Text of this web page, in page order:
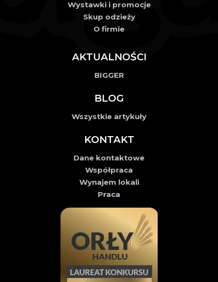
Wystawki i promocje
Skup odzieży
O firmie
AKTUALNOŚCI
BIGGER
BLOG
Wszystkie artykuły
KONTAKT
Dane kontaktowe
Współpraca
Wynajem lokali
Praca